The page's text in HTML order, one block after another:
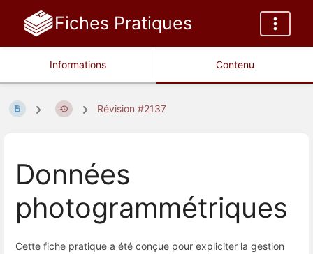
Fiches Pratiques
Informations Contenu
Révision #2137
Données
photogrammétriques
Cette fiche pratique a été conçue pour expliciter la gestion